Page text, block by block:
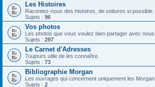
Les Histoires
Racontez-nous des histoires, de voitures si possible.
Sujets : 96
Vos photos
Les photos que vous voulez bien partager avec nous.
Sujets : 297
Le Carnet d'Adresses
Toujours utile de les connaître.
Sujets : 73
Bibliographie Morgan
Les ouvrages qui concernent uniquement les Morgan.
Sujets : 2